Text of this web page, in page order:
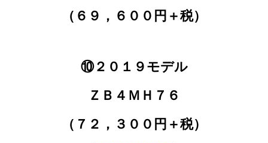
（６９，６００円＋税）
⑩２０１９モデル
ＺＢ４ＭＨ７６
（７２，３００円＋税）